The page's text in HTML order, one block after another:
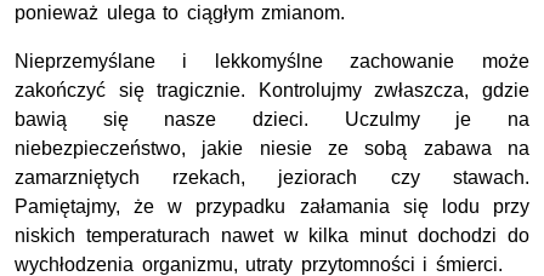
ponieważ ulega to ciągłym zmianom.
Nieprzemyślane i lekkomyślne zachowanie może
zakończyć się tragicznie. Kontrolujmy zwłaszcza, gdzie
bawią się nasze dzieci. Uczulmy je na
niebezpieczeństwo, jakie niesie ze sobą zabawa na
zamarzniętych rzekach, jeziorach czy stawach.
Pamiętajmy, że w przypadku załamania się lodu przy
niskich temperaturach nawet w kilka minut dochodzi do
wychłodzenia organizmu, utraty przytomności i śmierci.